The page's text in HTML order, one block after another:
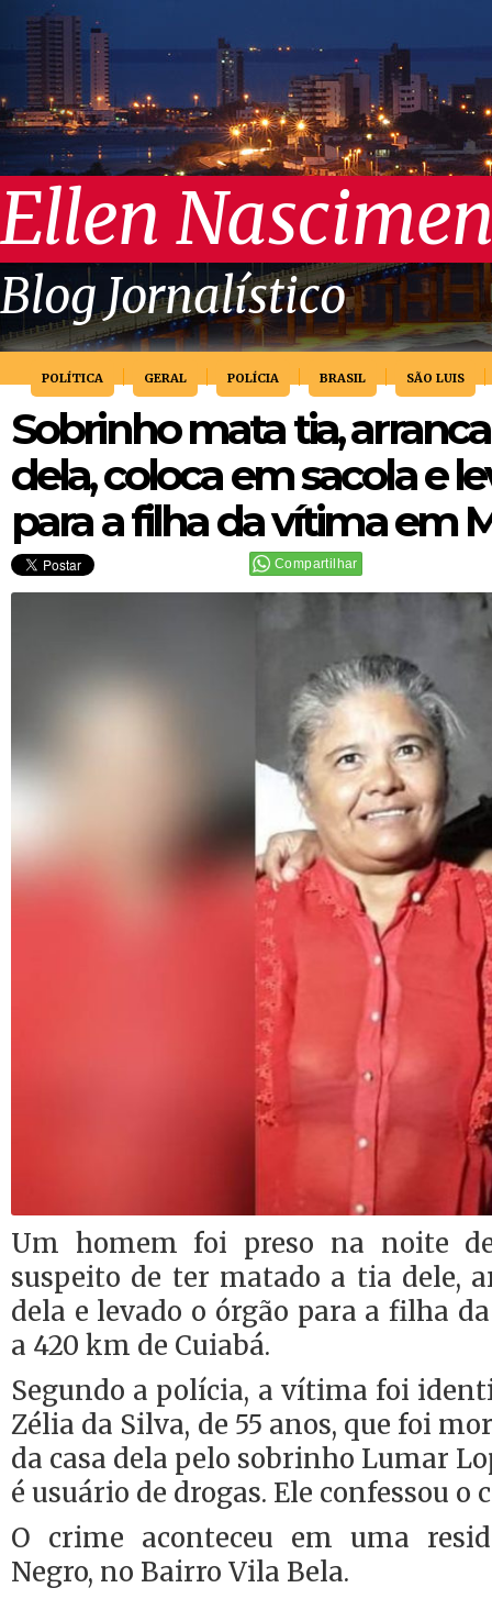
Ellen
Blog Jornalístico
POLÍTICA GERAL POLÍCIA BRASIL SÃO LUIS
Sobrinho mata tia,
dela, coloca em sacola e
para a filha da vítima em
Compartilhar
Um homem foi preso na noite
suspeito de ter matado a tia dele,
dela e levado o órgão para a filha
a 420 km de Cuiabá.
Segundo a polícia, a vítima foi
Zélia da Silva, de 55 anos, que foi
da casa dela pelo sobrinho Lumar
é usuário de drogas. Ele confessou
O crime aconteceu em uma
Negro, no Bairro Vila Bela.